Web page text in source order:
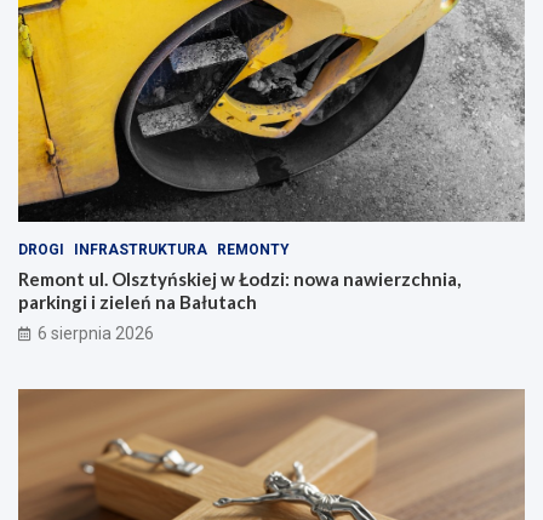
!
DROGI INFRASTRUKTURA REMONTY
Remont ul. Olsztyńskiej w Łodzi: nowa nawierzchnia,
parkingi i zieleń na Bałutach
6 sierpnia 2026